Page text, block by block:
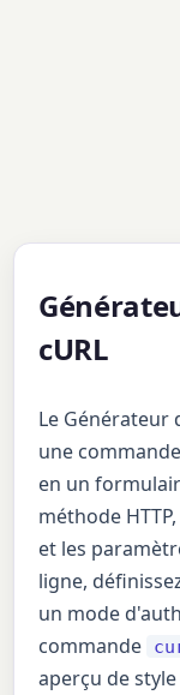
cURL
Le Générateur
une
en un
méthode
et les
ligne,
un mode
commande
aperçu de